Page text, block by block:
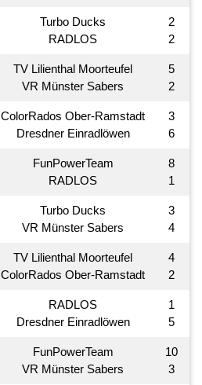
Turbo Ducks
RADLOS
2
2
TV Lilienthal Moorteufel
VR Münster Sabers
5
2
ColorRados Ober-Ramstadt
Dresdner Einradlöwen
3
6
FunPowerTeam
RADLOS
8
1
Turbo Ducks
VR Münster Sabers
3
4
TV Lilienthal Moorteufel
ColorRados Ober-Ramstadt
4
2
RADLOS
Dresdner Einradlöwen
1
5
FunPowerTeam
VR Münster Sabers
10
3